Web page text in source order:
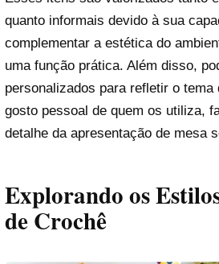
quanto informais devido à sua
complementar a estética do
uma função prática. Além disso,
personalizados para refletir o tema
gosto pessoal de quem os utiliza,
detalhe da apresentação de mesa
Explorando os
de Crochê